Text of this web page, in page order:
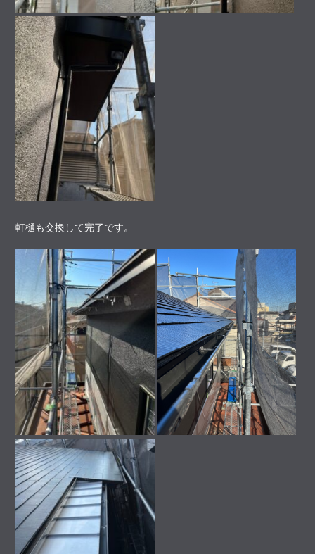
軒樋も交換して完了です。